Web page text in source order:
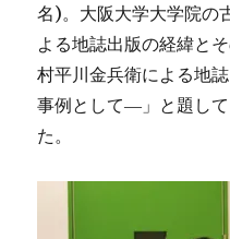
名)。大阪大学大学院の
よる地誌出版の経緯と
村平川金兵衛による地
事例として―」と題し
た。